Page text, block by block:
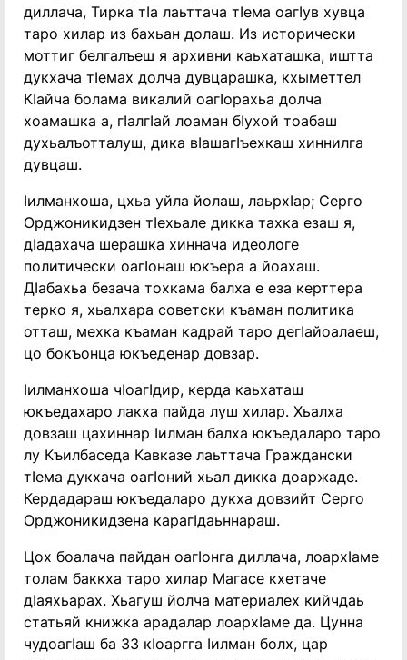
диллача, Тирка тӏа лаьттача тӏема оагӏув хувца
таро хилар из бахьан долаш. Из исторически
моттиг белгалъеш я архивни каьхаташка, иштта
дукхача тӏемах долча дувцарашка, кхыметтел
Кӏайча болама викалий оагӏорахьа долча
хоамашка а, гӏалгӏай лоаман бӏухой тоабаш
духьалъотталуш, дика вӏашагӏъехкаш хиннилга
дувцаш.
ӏилманхоша, цхьа уйла йолаш, лаьрхӏар; Серго
Орджоникидзен тӏехьале дикка тахка езаш я,
дӏадахача шерашка хиннача идеологе
политически оагӏонаш юкъера а йоахаш.
Дӏабахьа безача тохкама балха е еза керттера
терко я, хьалхара советски къаман политика
отташ, мехка къаман кадрай таро дегӏайоалаеш,
цо бокъонца юкъеденар довзар.
ӏилманхоша чӏоагӏдир, керда каьхаташ
юкъедахаро лакха пайда луш хилар. Хьалха
довзаш цахиннар ӏилман балха юкъедаларо таро
лу Къилбаседа Кавказе лаьттача Граждански
тӏема дукхача оагӏоний хьал дикка доаржаде.
Кердадараш юкъедаларо дукха довзийт Серго
Орджоникидзена карагӏдаьннараш.
Цох боалача пайдан оагӏонга диллача, лоархӏаме
толам баккха таро хилар Магасе кхетаче
дӏаяхьарах. Хьагуш йолча материалех кийчдаь
статьяй книжка арадалар лоархӏаме да. Цунна
чудоагӏаш ба 33 кӏоаргга ӏилман болх, цар